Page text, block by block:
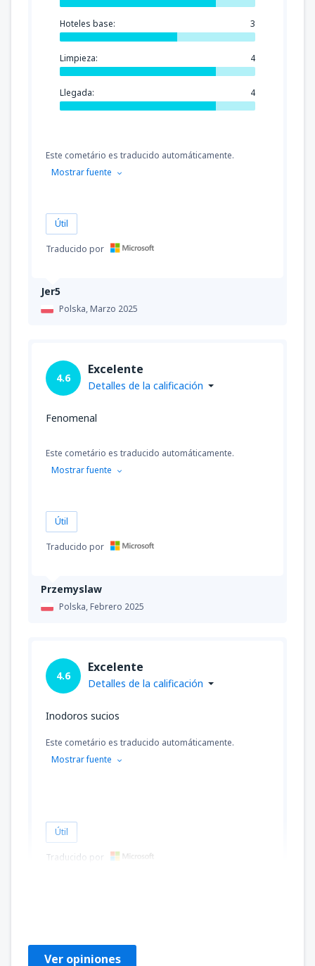
Jer5
Polska,Marzo 2025
Hoteles base: 3
Limpieza: 4
Llegada: 4
Este cometário es traducido automáticamente.
Mostrar fuente
Útil
Traducido por
Przemyslaw
Polska,Febrero 2025
4.6
Excelente
Detalles de la calificación
Fenomenal
Este cometário es traducido automáticamente.
Mostrar fuente
Útil
Traducido por
4.6
Excelente
Detalles de la calificación
Inodoros sucios
Este cometário es traducido automáticamente.
Mostrar fuente
Útil
Traducido por
Ver opiniones